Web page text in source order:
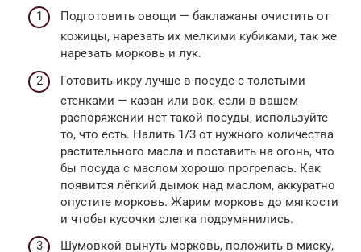
Подготовить овощи — баклажаны очистить от
кожицы, нарезать их мелкими кубиками, так же
нарезать морковь и лук.
Готовить икру лучше в посуде с толстыми
стенками — казан или вок, если в вашем
распоряжении нет такой посуды, используйте
то, что есть. Налить 1/3 от нужного количества
растительного масла и поставить на огонь, что
бы посуда с маслом хорошо прогрелась. Как
появится лёгкий дымок над маслом, аккуратно
опустите морковь. Жарим морковь до мягкости
и чтобы кусочки слегка подрумянились.
Шумовкой вынуть морковь, положить в миску,